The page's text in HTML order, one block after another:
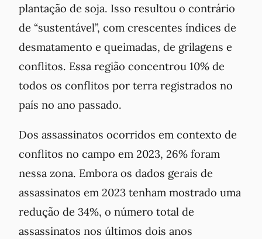
plantação de soja. Isso resultou o contrário
de “sustentável”, com crescentes índices de
desmatamento e queimadas, de grilagens e
conflitos. Essa região concentrou 10% de
todos os conflitos por terra registrados no
país no ano passado.
Dos assassinatos ocorridos em contexto de
conflitos no campo em 2023, 26% foram
nessa zona. Embora os dados gerais de
assassinatos em 2023 tenham mostrado uma
redução de 34%, o número total de
assassinatos nos últimos dois anos